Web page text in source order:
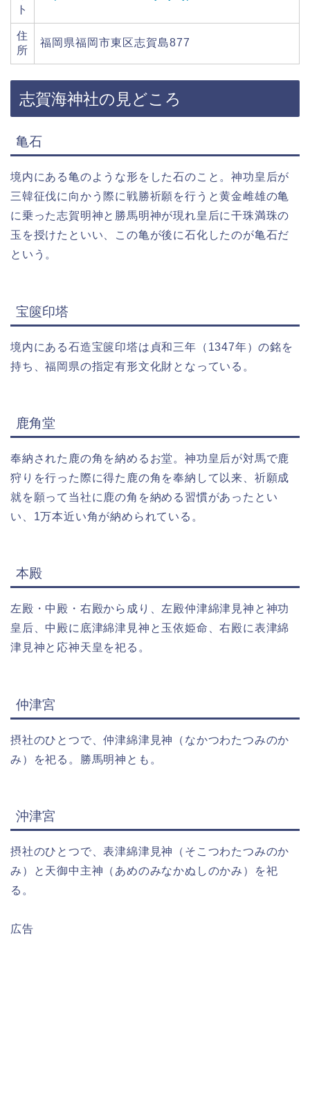
ト
住
所
福岡県福岡市東区志賀島877
志賀海神社の見どころ
亀石
境内にある亀のような形をした石のこと。神功皇后が
三韓征伐に向かう際に戦勝祈願を行うと黄金雌雄の亀
に乗った志賀明神と勝馬明神が現れ皇后に干珠満珠の
玉を授けたといい、この亀が後に石化したのが亀石だ
という。
宝篋印塔
境内にある石造宝篋印塔は貞和三年（1347年）の銘を
持ち、福岡県の指定有形文化財となっている。
鹿角堂
奉納された鹿の角を納めるお堂。神功皇后が対馬で鹿
狩りを行った際に得た鹿の角を奉納して以来、祈願成
就を願って当社に鹿の角を納める習慣があったとい
い、1万本近い角が納められている。
本殿
左殿・中殿・右殿から成り、左殿仲津綿津見神と神功
皇后、中殿に底津綿津見神と玉依姫命、右殿に表津綿
津見神と応神天皇を祀る。
仲津宮
摂社のひとつで、仲津綿津見神（なかつわたつみのか
み）を祀る。勝馬明神とも。
沖津宮
摂社のひとつで、表津綿津見神（そこつわたつみのか
み）と天御中主神（あめのみなかぬしのかみ）を祀
る。
広告